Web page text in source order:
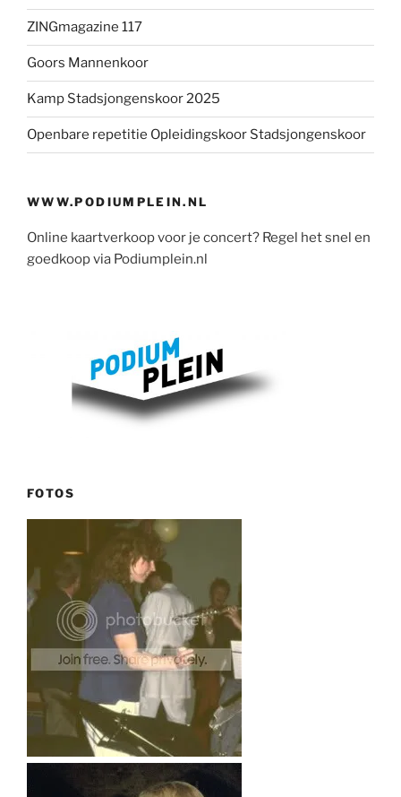
ZINGmagazine 117
Goors Mannenkoor
Kamp Stadsjongenskoor 2025
Openbare repetitie Opleidingskoor Stadsjongenskoor
WWW.PODIUMPLEIN.NL
Online kaartverkoop voor je concert? Regel het snel en
goedkoop via Podiumplein.nl
FOTOS